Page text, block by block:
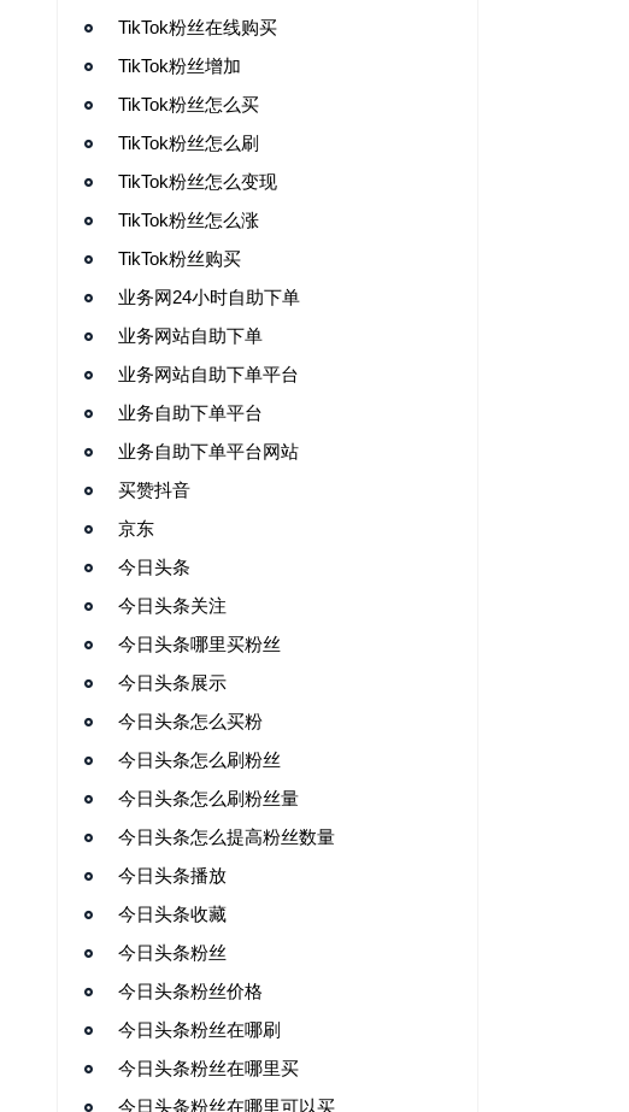
TikTok粉丝在线购买
TikTok粉丝增加
TikTok粉丝怎么买
TikTok粉丝怎么刷
TikTok粉丝怎么变现
TikTok粉丝怎么涨
TikTok粉丝购买
业务网24小时自助下单
业务网站自助下单
业务网站自助下单平台
业务自助下单平台
业务自助下单平台网站
买赞抖音
京东
今日头条
今日头条关注
今日头条哪里买粉丝
今日头条展示
今日头条怎么买粉
今日头条怎么刷粉丝
今日头条怎么刷粉丝量
今日头条怎么提高粉丝数量
今日头条播放
今日头条收藏
今日头条粉丝
今日头条粉丝价格
今日头条粉丝在哪刷
今日头条粉丝在哪里买
今日头条粉丝在哪里可以买